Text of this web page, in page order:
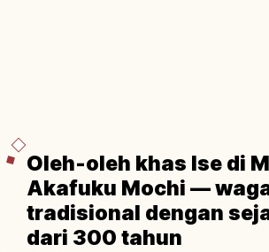
Oleh-oleh khas Ise di
Akafuku Mochi —
tradisional dengan
dari 300 tahun